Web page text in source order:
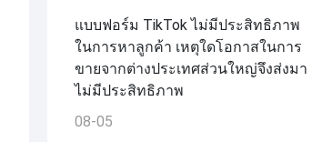
แบบฟอร์ม TikTok ไม่มีประสิทธิภาพ
ในการหาลูกค้า เหตุใดโอกาสในการ
ขายจากต่างประเทศส่วนใหญ่จึงส่งมา
ไม่มีประสิทธิภาพ
08-05